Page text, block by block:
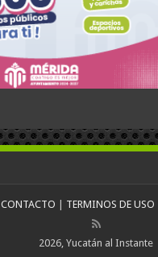
CONTACTO TERMINOS DE USO
2026, Yucatán al Instante